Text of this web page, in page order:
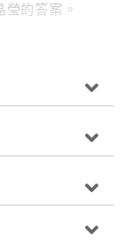
的答案。